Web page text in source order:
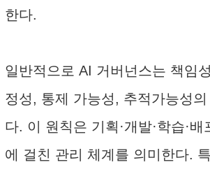
한다.
일반적으로 AI 거버넌스는 책임
정성, 통제 가능성, 추적가능성의
다. 이 원칙은 기획·개발·학습·배
에 걸친 관리 체계를 의미한다.